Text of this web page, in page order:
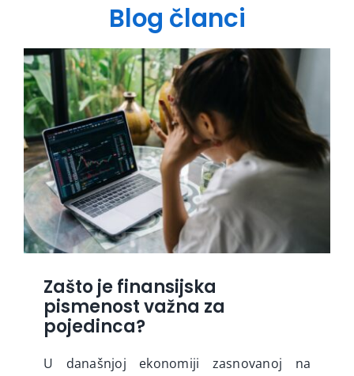
Blog članci
Zašto je finansijska
pismenost važna za
pojedinca?
U današnjoj ekonomiji zasnovanoj na